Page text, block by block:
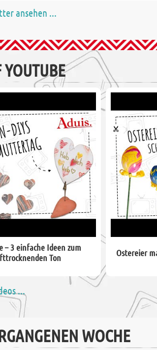
ansehen ...
– 3 einfache Ideen zum
Ton
Ostereier
...
WOCHE